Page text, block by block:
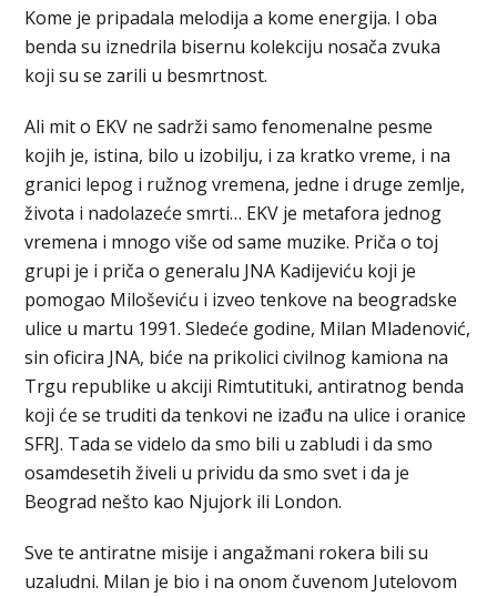
Kome je pripadala melodija a kome energija. I oba
benda su iznedrila bisernu kolekciju nosača zvuka
koji su se zarili u besmrtnost.
Ali mit o EKV ne sadrži samo fenomenalne pesme
kojih je, istina, bilo u izobilju, i za kratko vreme, i na
granici lepog i ružnog vremena, jedne i druge zemlje,
života i nadolazeće smrti… EKV je metafora jednog
vremena i mnogo više od same muzike. Priča o toj
grupi je i priča o generalu JNA Kadijeviću koji je
pomogao Miloševiću i izveo tenkove na beogradske
ulice u martu 1991. Sledeće godine, Milan Mladenović,
sin oficira JNA, biće na prikolici civilnog kamiona na
Trgu republike u akciji Rimtutituki, antiratnog benda
koji će se truditi da tenkovi ne izađu na ulice i oranice
SFRJ. Tada se videlo da smo bili u zabludi i da smo
osamdesetih živeli u prividu da smo svet i da je
Beograd nešto kao Njujork ili London.
Sve te antiratne misije i angažmani rokera bili su
uzaludni. Milan je bio i na onom čuvenom Jutelovom